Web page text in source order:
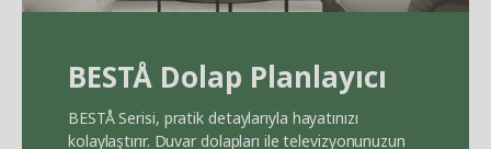
BESTÅ Dolap Planlayıcı
BESTÅSerisi, pratik detaylarıyla hayatınızı
kolaylaştırır. Duvar dolapları ile televizyonunuzun